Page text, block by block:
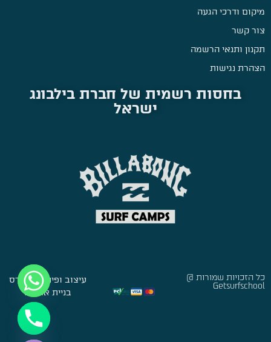
מיקום ודרכי הגעה
צור קשר
תקנון ותנאי הרשמה
הצהרת נגישות
בחסות רשמית של חברת בילבונג
ישראל
כל הזכויות שמורות @
Getsurfschool
עיצוב ופיתוח:סברס
בניית אתרים
Hide chaty